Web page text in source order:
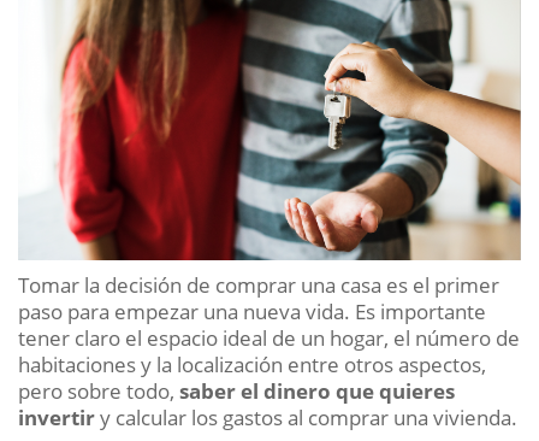
segunda
mano
y
acertar «
Tomar la decisión de comprar una casa es el primer
paso para empezar una nueva vida. Es importante
tener claro el espacio ideal de un hogar, el número de
habitaciones y la localización entre otros aspectos,
pero sobre todo, saber el dinero que quieres
invertiry calcular los gastos al comprar una vivienda.